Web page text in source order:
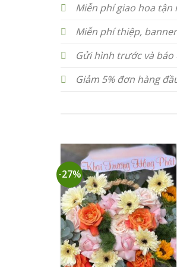
Miễn phí giao hoa tận
Miễn phí thiệp,
Gửi hình trước và
Giảm 5% đơn hàng
-27%